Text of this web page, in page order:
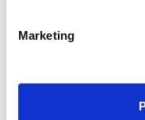
Marketing